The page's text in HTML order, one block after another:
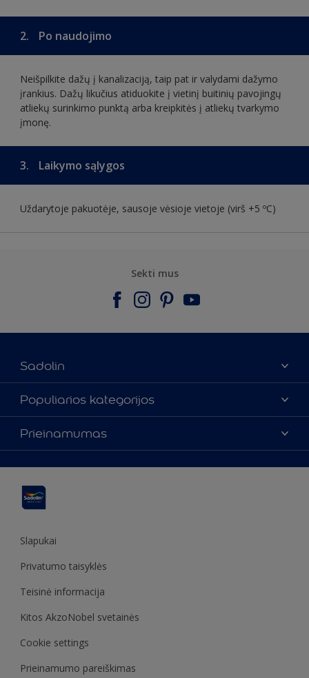
2. Po naudojimo
Neišpilkite dažų į kanalizaciją, taip pat ir valydami dažymo
įrankius. Dažų likučius atiduokite į vietinį buitinių pavojingų
atliekų surinkimo punktą arba kreipkitės į atliekų tvarkymo
įmonę.
3. Laikymo sąlygos
Uždarytoje pakuotėje, sausoje vėsioje vietoje (virš +5 ºC)
Sekti mus
Sadolin
Apie mus
Susisiekti su mumis
Rasti parduotuvę
Populiarios kategorijos
Spalvos
Produktai
Įkvėpimas
Dekoravimo patarimai
Sadolin Metų spalva
Prieinamumas
Slapukai
Privatumo taisyklės
Teisinė informacija
Kitos AkzoNobel svetainės
Cookie settings
Prieinamumo pareiškimas